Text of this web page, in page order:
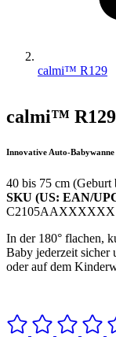
calmi™ R129
calmi™ R129
Innovative Auto-Babywanne
40 bis 75 cm (Geburt
SKU (US: EAN/
C2105AAXXXXXX
In der 180° flachen,
Baby jederzeit sicher
oder auf dem